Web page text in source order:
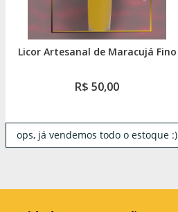
Licor Artesanal de Maracujá Fino
R$ 50,00
ops, já vendemos todo o estoque :)